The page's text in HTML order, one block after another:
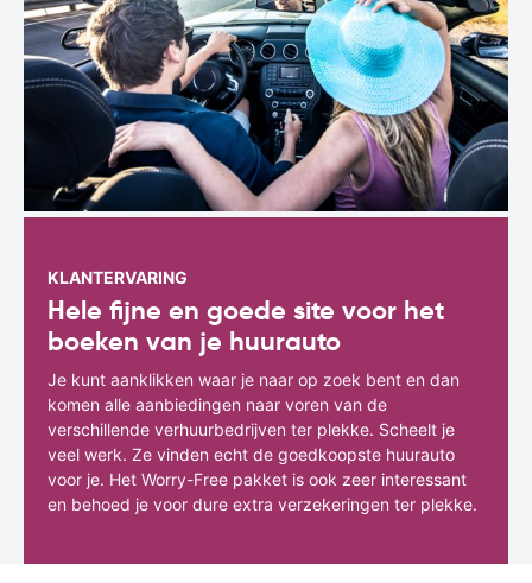
KLANTERVARING
Hele fijne en goede site voor het
boeken van je huurauto
Je kunt aanklikken waar je naar op zoek bent en dan
komen alle aanbiedingen naar voren van de
verschillende verhuurbedrijven ter plekke. Scheelt je
veel werk. Ze vinden echt de goedkoopste huurauto
voor je. Het Worry-Free pakket is ook zeer interessant
en behoed je voor dure extra verzekeringen ter plekke.